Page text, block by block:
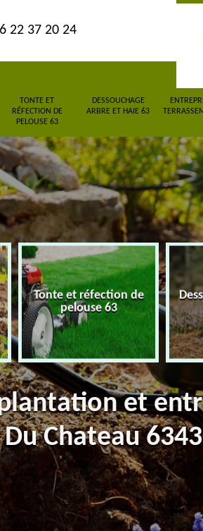
22 37 20 24
TONTE ET
RÉFECTION DE
PELOUSE 63
DESSOUCHAGE
ARBRE ET HAIE 63
Tonte et réfection de
pelouse 63
et
Chateau